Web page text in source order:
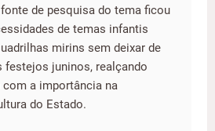
de pesquisa do tema ficou
de temas infantis
mirins sem deixar de
festejos juninos, realçando
a importância na
do Estado.